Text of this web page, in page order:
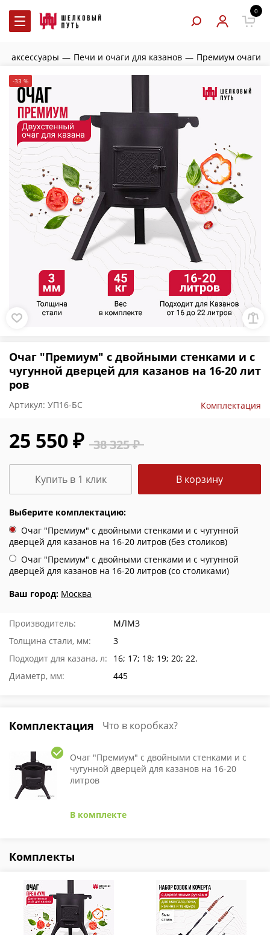
0
аксессуары — Печи и очаги для казанов — Премиум очаги
-33 %
Очаг "Премиум" с двойными стенками и с
чугунной дверцей для казанов на 16-20 лит
ров
Артикул: УП16-БС Комплектация
38 325 ₽
25 550 ₽
Ваш город: Москва
В корзину
Купить в 1 клик
Выберите комплектацию:
Очаг "Премиум" с двойными стенками и с чугунной
дверцей для казанов на 16-20 литров (без столиков)
Очаг "Премиум" с двойными стенками и с чугунной
дверцей для казанов на 16-20 литров (со столиками)
Производитель:
МЛМЗ
Толщина стали, мм:
3
Подходит для казана, л:
16; 17; 18; 19; 20; 22.
Диаметр, мм:
445
Комплектация Что в коробках?
Очаг "Премиум" с двойными стенками и с
чугунной дверцей для казанов на 16-20
литров
В комплекте
Комплекты